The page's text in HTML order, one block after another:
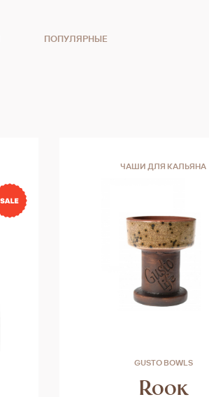
ПОПУЛЯРНЫЕ
ЧАШИ ДЛЯ КАЛЬЯНА
GUSTO BOWLS
Rook